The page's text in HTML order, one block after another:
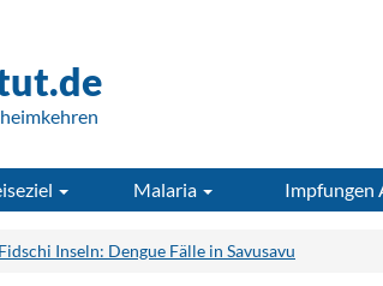
Malaria Impfungen
Fidschi Inseln: Dengue Fälle in Savusavu